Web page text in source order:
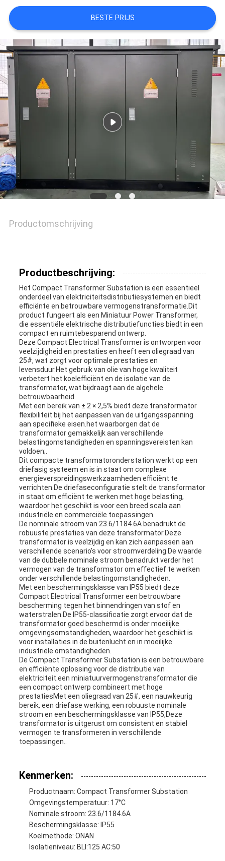
PRIVACY
POLICY
BESTE PRIJS
Productomschrijving
Productbeschrijving:
Het Compact Transformer Substation is een essentieel
onderdeel van elektriciteitsdistributiesystemen en biedt
efficiënte en betrouwbare vermogenstransformatie.Dit
product fungeert als een Miniatuur Power Transformer,
die essentiële elektrische distributiefuncties biedt in een
compact en ruimtebesparend ontwerp.
Deze Compact Electrical Transformer is ontworpen voor
veelzijdigheid en prestaties en heeft een oliegraad van
25#, wat zorgt voor optimale prestaties en
levensduur.Het gebruik van olie van hoge kwaliteit
verbetert het koelefficiënt en de isolatie van de
transformator, wat bijdraagt aan de algehele
betrouwbaarheid.
Met een bereik van ± 2 × 2,5% biedt deze transformator
flexibiliteit bij het aanpassen van de uitgangsspanning
aan specifieke eisen.het waarborgen dat de
transformator gemakkelijk aan verschillende
belastingomstandigheden en spanningsvereisten kan
voldoen;.
Dit compacte transformatoronderstation werkt op een
driefasig systeem en is in staat om complexe
energieverspreidingswerkzaamheden efficiënt te
verrichten.De driefaseconfiguratie stelt de transformator
in staat om efficiënt te werken met hoge belasting,
waardoor het geschikt is voor een breed scala aan
industriële en commerciële toepassingen.
De nominale stroom van 23.6/1184.6A benadrukt de
robuuste prestaties van deze transformator.Deze
transformator is veelzijdig en kan zich aanpassen aan
verschillende scenario's voor stroomverdeling.De waarde
van de dubbele nominale stroom benadrukt verder het
vermogen van de transformator om effectief te werken
onder verschillende belastingomstandigheden.
Met een beschermingsklasse van IP55 biedt deze
Compact Electrical Transformer een betrouwbare
bescherming tegen het binnendringen van stof en
waterstralen.De IP55-classificatie zorgt ervoor dat de
transformator goed beschermd is onder moeilijke
omgevingsomstandigheden, waardoor het geschikt is
voor installaties in de buitenlucht en in moeilijke
industriële omstandigheden.
De Compact Transformer Substation is een betrouwbare
en efficiënte oplossing voor de distributie van
elektriciteit.een miniatuurvermogenstransformator die
een compact ontwerp combineert met hoge
prestatiesMet een oliegraad van 25#, een nauwkeurig
bereik, een driefase werking, een robuuste nominale
stroom en een beschermingsklasse van IP55,Deze
transformator is uitgerust om consistent en stabiel
vermogen te transformeren in verschillende
toepassingen..
Kenmerken:
Productnaam: Compact Transformer Substation
Omgevingstemperatuur: 17°C
Nominale stroom: 23.6/1184.6A
Beschermingsklasse: IP55
Koelmethode: ONAN
Isolatieniveau: BLI:125 AC:50